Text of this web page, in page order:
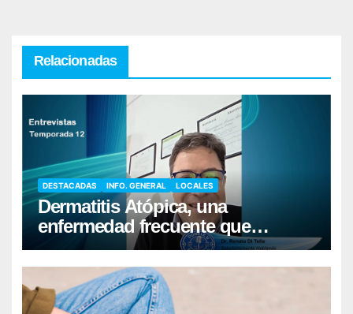
Relacionadas
DESTACADAS INFO. GENERAL LOCALES
Dermatitis Atópica, una
enfermedad frecuente que
requiere cuidados diarios de la
piel